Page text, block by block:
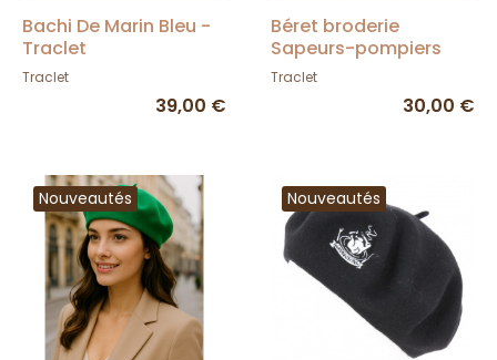
Bachi De Marin Bleu -
Traclet
Traclet
39,00 €
Béret broderie
Sapeurs-pompiers
Chamonix - Traclet
Traclet
30,00 €
Nouveautés Nouveautés